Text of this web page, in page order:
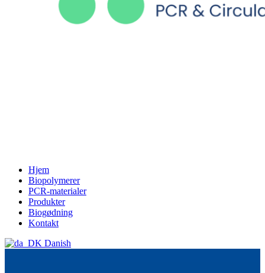
Hjem
Biopolymerer
PCR-materialer
Produkter
Biogødning
Kontakt
Danish